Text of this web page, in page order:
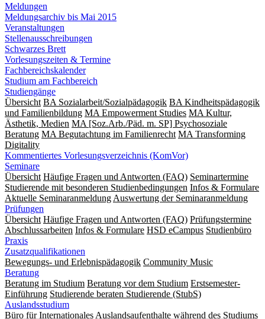
Meldungen
Meldungsarchiv bis Mai 2015
Veranstaltungen
Stellenausschreibungen
Schwarzes Brett
Vorlesungszeiten & Termine
Fachbereichskalender
Studium am Fachbereich
Studiengänge
Übersicht BA Sozialarbeit/Sozialpädagogik BA Kindheitspädagogik
und Familienbildung MA Empowerment Studies MA Kultur,
Ästhetik, Medien MA [Soz.Arb./Päd. m. SP] Psychosoziale
Beratung MA Begut­ach­tung im Fami­lien­recht MA Transforming
Digitality
Kommentiertes Vorlesungsverzeichnis (KomVor)
Seminare
Übersicht Häufige Fragen und Antworten (FAQ) Seminartermine
Studierende mit besonderen Studienbedingungen Infos & Formulare
Aktuelle Seminaranmeldung Auswertung der Seminaranmeldung
Prüfungen
Übersicht Häufige Fragen und Antworten (FAQ) Prüfungstermine
Abschlussarbeiten Infos & Formulare HSD eCampus Studienbüro
Praxis
Zusatzqualifikationen
Bewegungs- und Erlebnispädagogik Community Music
Beratung
Beratung im Studium Beratung vor dem Studium Erstsemester-
Einführung Studierende beraten Studierende (StubS)
Auslandsstudium
Büro für Internationales Auslandsaufenthalte während des Studiums